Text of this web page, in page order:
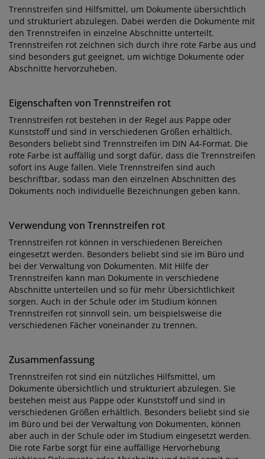
Trennstreifen sind Hilfsmittel, um Dokumente übersichtlich
und strukturiert abzulegen. Dabei werden die Dokumente mit
den Trennstreifen in einzelne Abschnitte unterteilt.
Trennstreifen rot zeichnen sich durch ihre rote Farbe aus und
sind besonders gut geeignet, um wichtige Dokumente oder
Abschnitte hervorzuheben.
Eigenschaften von Trennstreifen rot
Trennstreifen rot bestehen in der Regel aus Pappe oder
Kunststoff und sind in verschiedenen Größen erhältlich.
Besonders beliebt sind Trennstreifen im DIN A4-Format. Die
rote Farbe ist auffällig und sorgt dafür, dass die Trennstreifen
sofort ins Auge fallen. Viele Trennstreifen sind auch
beschriftbar, sodass man den einzelnen Abschnitten des
Dokuments noch individuelle Bezeichnungen geben kann.
Verwendung von Trennstreifen rot
Trennstreifen rot können in verschiedenen Bereichen
eingesetzt werden. Besonders beliebt sind sie im Büro und
bei der Verwaltung von Dokumenten. Mit Hilfe der
Trennstreifen kann man Dokumente in verschiedene
Abschnitte unterteilen und so für mehr Übersichtlichkeit
sorgen. Auch in der Schule oder im Studium können
Trennstreifen rot sinnvoll sein, um beispielsweise die
verschiedenen Fächer voneinander zu trennen.
Zusammenfassung
Trennstreifen rot sind ein nützliches Hilfsmittel, um
Dokumente übersichtlich und strukturiert abzulegen. Sie
bestehen meist aus Pappe oder Kunststoff und sind in
verschiedenen Größen erhältlich. Besonders beliebt sind sie
im Büro und bei der Verwaltung von Dokumenten, können
aber auch in der Schule oder im Studium eingesetzt werden.
Die rote Farbe sorgt für eine auffällige Hervorhebung